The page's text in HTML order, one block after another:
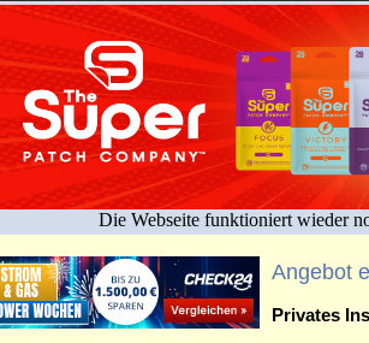
Die Webseite funktioniert wieder
Angebot
Privates